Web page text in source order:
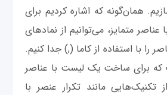
همان‌گونه که اشاره کردیم برای
متمایز، می‌توانیم از نمادهای
را با استفاده از کاما (,) جدا کنیم.
که برای ساخت یک لیست با عناصر
تکنیک‌هایی مانند تکرار عنصر با